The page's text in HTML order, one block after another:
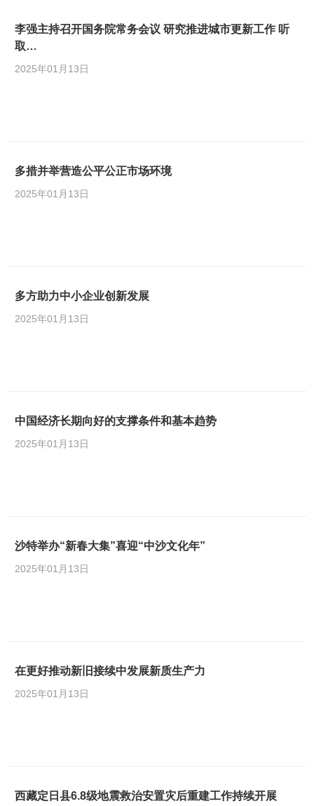
李强主持召开国务院常务会议 研究推进城市更新工作 听
取…
2025年01月13日
多措并举营造公平公正市场环境
2025年01月13日
多方助力中小企业创新发展
2025年01月13日
中国经济长期向好的支撑条件和基本趋势
2025年01月13日
沙特举办“新春大集”喜迎“中沙文化年”
2025年01月13日
在更好推动新旧接续中发展新质生产力
2025年01月13日
西藏定日县6.8级地震救治安置灾后重建工作持续开展